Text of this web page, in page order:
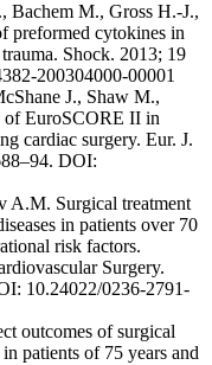
Bachem M., Gross H.-J.,
preformed cytokines in
Shock. 2013; 19
200304000-00001
J., Shaw M.,
of EuroSCORE II in
cardiac surgery. Eur. J.
DOI:
A.M. Surgical treatment
in patients over 70
risk factors.
Surgery.
10.24022/0236-2791-
outcomes of surgical
patients of 75 years and